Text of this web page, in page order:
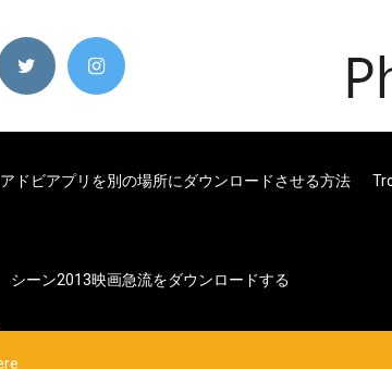
アドビアプリを別の場所にダウンロードさせる方法
シーン2013映画急流をダウンロードする